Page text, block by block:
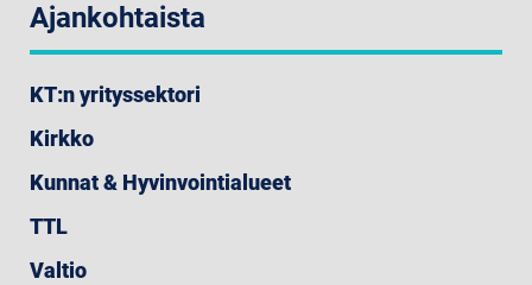
Ajankohtaista
KT:n yrityssektori
Kirkko
Kunnat & Hyvinvointialueet
TTL
Valtio